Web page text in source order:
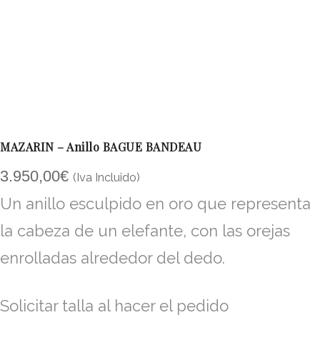
MAZARIN – Anillo BAGUE BANDEAU
3.950,00€ (Iva Incluido)
Un anillo esculpido en oro que representa
la cabeza de un elefante, con las orejas
enrolladas alrededor del dedo.
Solicitar talla al hacer el pedido